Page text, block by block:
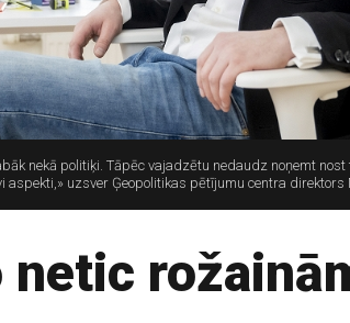
nekā politiķi. Tāpēc vajadzētu nedaudz noņemt
uzsver Ģeopolitikas pētījumu centra